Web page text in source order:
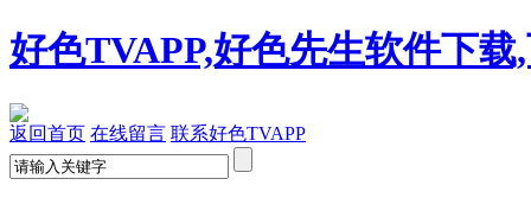
好色TVAPP,好色先生软件下
返回首页 在线留言 联系好色TVAPP